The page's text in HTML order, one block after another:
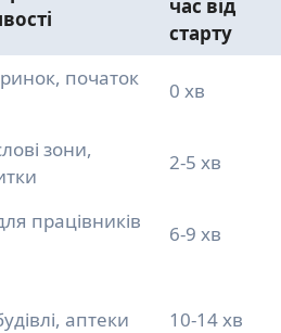
час від
старту
початок
0 хв
зони,
2-5 хв
працівників
6-9 хв
аптеки 10-14 хв